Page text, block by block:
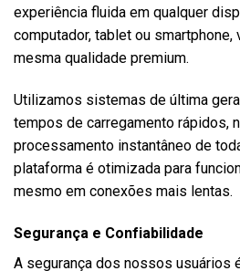
experiência fluida em qualquer
computador, tablet ou smartphone,
mesma qualidade premium.
Utilizamos sistemas de última
tempos de carregamento rápidos,
processamento instantâneo de
plataforma é otimizada para
mesmo em conexões mais lentas.
Segurança e Confiabilidade
A segurança dos nossos usuários